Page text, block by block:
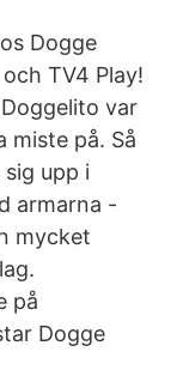
Dogge
TV4 Play!
var
miste på. Så
upp i
armarna -
mycket
på
Dogge